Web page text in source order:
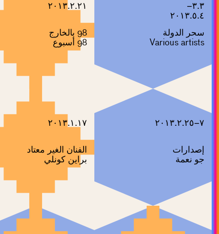
٣.٣–
٢٠١٣.٥.٤
سحر الدولة
Various artists
٢٠١٣.٢.٢١
98 بالخارج
98 أسبوع
٧–٢٠١٣.٢.٢٥
إصدارات
جو نعمة
٢٠١٣.١.١٧
الفنان الغير معتاد
براين كونلي